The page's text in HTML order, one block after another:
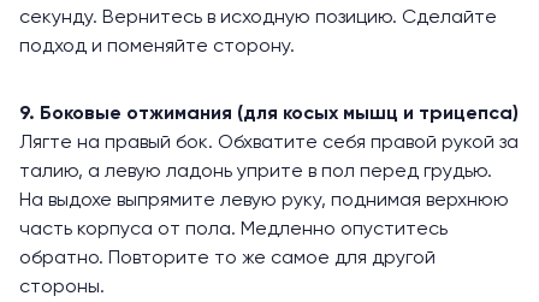
секунду. Вернитесь в исходную позицию. Сделайте
подход и поменяйте сторону.
9. Боковые отжимания (для косых мышц и трицепса)
Лягте на правый бок. Обхватите себя правой рукой за
талию, а левую ладонь уприте в пол перед грудью.
На выдохе выпрямите левую руку, поднимая верхнюю
часть корпуса от пола. Медленно опуститесь
обратно. Повторите то же самое для другой
стороны.